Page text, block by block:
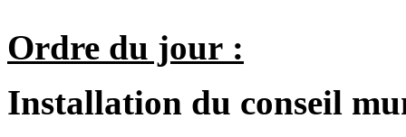
Ordre du jour :
Installation du conseil